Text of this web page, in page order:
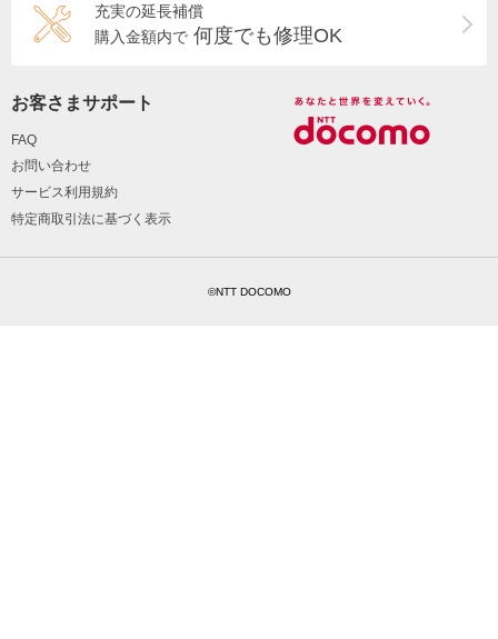
充実の延長補償
購入金額内で 何度でも修理OK
お客さまサポート
FAQ
お問い合わせ
サービス利用規約
特定商取引法に基づく表示
©NTT DOCOMO